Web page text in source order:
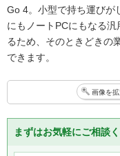
Go 4。小型で持ち運びが
にもノートPCにもなる
るため、そのときどきの
できます。
画像を
まずはお気軽にご相談く